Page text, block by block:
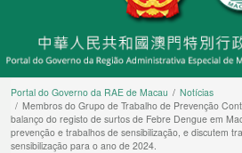
Portal do Governo da RAE de Macau
Notícias
Membros do Grupo de Trabalho de Prevenção
balanço do registo de surtos de Febre Dengue em
prevenção e trabalhos de sensibilização, e discutem
sensibilização para o ano de 2024.